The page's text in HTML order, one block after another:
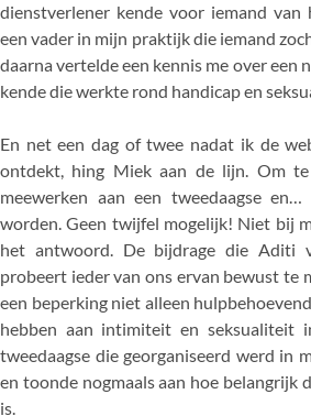
dienstverlener kende voor iemand van
een vader in mijn praktijk die iemand
daarna vertelde een kennis me over een
kende die werkte rond handicap en
En net een dag of twee nadat ik de
ontdekt, hing Miek aan de lijn. Om
meewerken aan een tweedaagse
worden. Geen twijfel mogelijk! Niet bij
het antwoord. De bijdrage die Aditi
probeert ieder van ons ervan bewust te
een beperking niet alleen
hebben aan intimiteit en seksualiteit
tweedaagse die georganiseerd werd in
en toonde nogmaals aan hoe belangrijk
is.